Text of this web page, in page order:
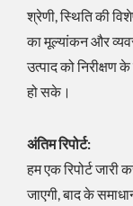
श्रेणी, स्थिति की
का मूल्यांकन और
उत्पाद को निरीक्षण
हो सके।
अंतिम रिपोर्ट:
हम एक रिपोर्ट जारी
जाएगी, बाद के